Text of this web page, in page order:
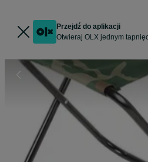
Przejdź do aplikacji
Otwieraj OLX jednym